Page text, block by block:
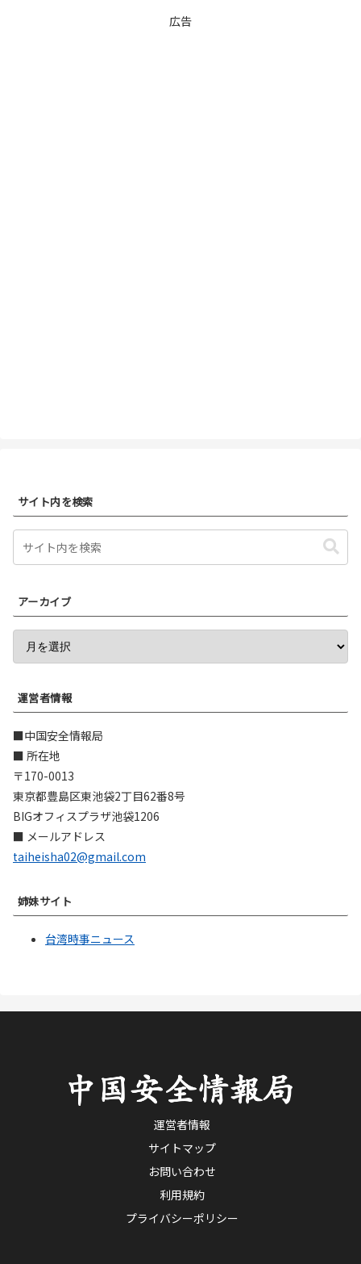
広告
サイト内を検索
アーカイブ
運営者情報
■中国安全情報局
■ 所在地
〒170-0013
東京都豊島区東池袋2丁目62番8号
BIGオフィスプラザ池袋1206
■ メールアドレス
taiheisha02@gmail.com
姉妹サイト
台湾時事ニュース
運営者情報
サイトマップ
お問い合わせ
利用規約
プライバシーポリシー